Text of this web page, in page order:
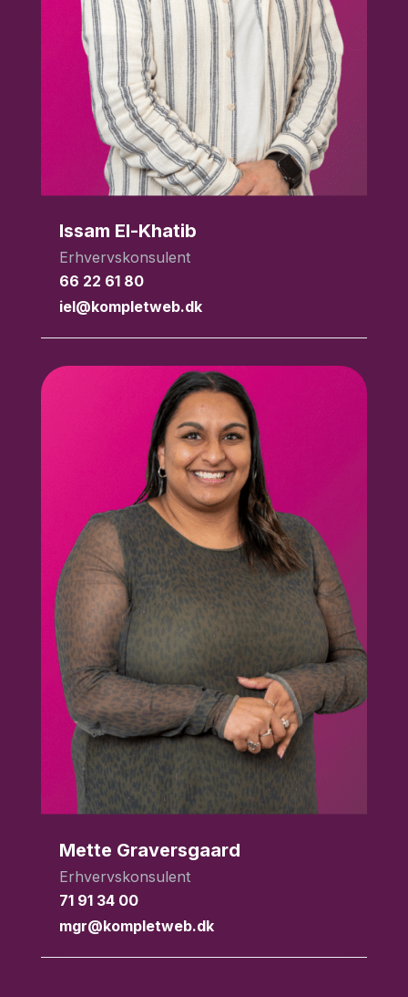
Issam El-Khatib
Erhvervskonsulent
66 22 61 80
iel@kompletweb.dk
Mette Graversgaard
Erhvervskonsulent
71 91 34 00
mgr@kompletweb.dk